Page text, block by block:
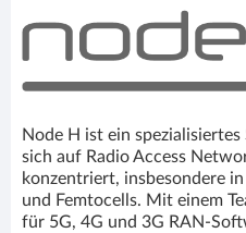
Node H ist ein
sich auf Radio Access
konzentriert, insbesondere
und Femtocells. Mit einem
für 5G, 4G und 3G RAN-